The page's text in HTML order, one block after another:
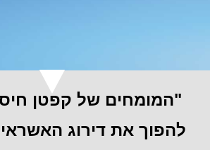
"המומחים של קפטן
להפוך את דירוג